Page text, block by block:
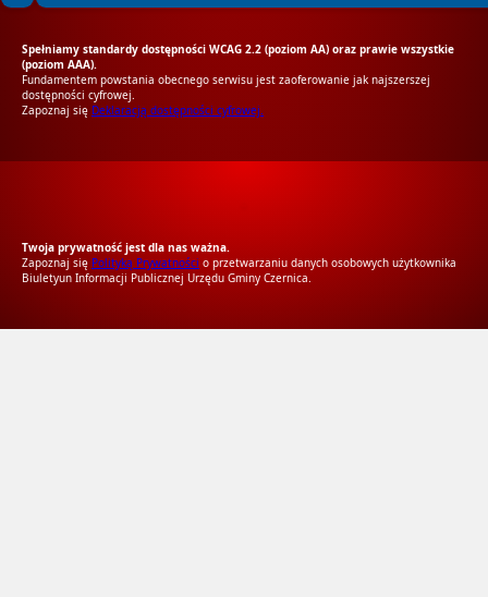
Spełniamy standardy dostępności WCAG 2.2 (poziom AA) oraz prawie wszystkie
(poziom AAA).
Fundamentem powstania obecnego serwisu jest zaoferowanie jak najszerszej
dostępności cyfrowej.
Zapoznaj się Deklaracją dostępności cyfrowej.
Twoja prywatność jest dla nas ważna.
Zapoznaj się Polityką Prywatności o przetwarzaniu danych osobowych użytkownika
Biuletyun Informacji Publicznej Urzędu Gminy Czernica.